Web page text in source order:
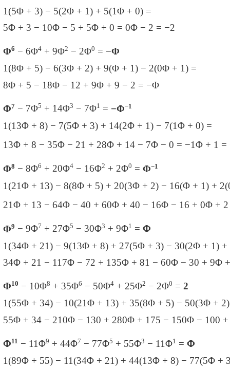
1(5Φ + 3) − 5(2Φ + 1) + 5(1Φ + 0) =
5Φ + 3 − 10Φ − 5 + 5Φ + 0 = 0Φ − 2 = −2
Φ6 − 6Φ4 + 9Φ2 − 2Φ0 = −Φ
1(8Φ + 5) − 6(3Φ + 2) + 9(Φ + 1) − 2(0Φ + 1) =
8Φ + 5 − 18Φ − 12 + 9Φ + 9 − 2 = −Φ
Φ7 − 7Φ5 + 14Φ3 − 7Φ1 = −Φ−1
1(13Φ + 8) − 7(5Φ + 3) + 14(2Φ + 1) − 7(1Φ + 0) =
13Φ + 8 − 35Φ − 21 + 28Φ + 14 − 7Φ − 0 = −1Φ + 1 =
Φ8 − 8Φ6 + 20Φ4 − 16Φ2 + 2Φ0 = Φ−1
1(21Φ + 13) − 8(8Φ + 5) + 20(3Φ + 2) − 16(Φ + 1) + 2
21Φ + 13 − 64Φ − 40 + 60Φ + 40 − 16Φ − 16 + 0Φ +
Φ9 − 9Φ7 + 27Φ5 − 30Φ3 + 9Φ1 = Φ
1(34Φ + 21) − 9(13Φ + 8) + 27(5Φ + 3) − 30(2Φ + 1) +
34Φ + 21 − 117Φ − 72 + 135Φ + 81 − 60Φ − 30 + 9Φ
Φ10 − 10Φ8 + 35Φ6 − 50Φ4 + 25Φ2 − 2Φ0 = 2
1(55Φ + 34) − 10(21Φ + 13) + 35(8Φ + 5) − 50(3Φ +
55Φ + 34 − 210Φ − 130 + 280Φ + 175 − 150Φ − 100 +
Φ11 − 11Φ9 + 44Φ7 − 77Φ5 + 55Φ3 − 11Φ1 = Φ
1(89Φ + 55) − 11(34Φ + 21) + 44(13Φ + 8) − 77(5Φ +